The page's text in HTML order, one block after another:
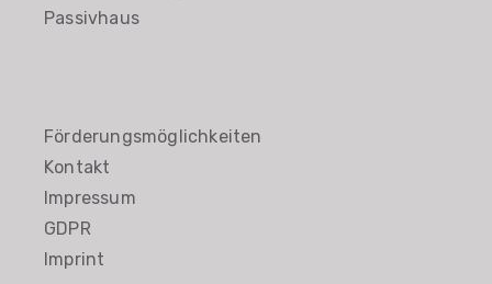
Passivhaus
Förderungsmöglichkeiten
Kontakt
Impressum
GDPR
Imprint